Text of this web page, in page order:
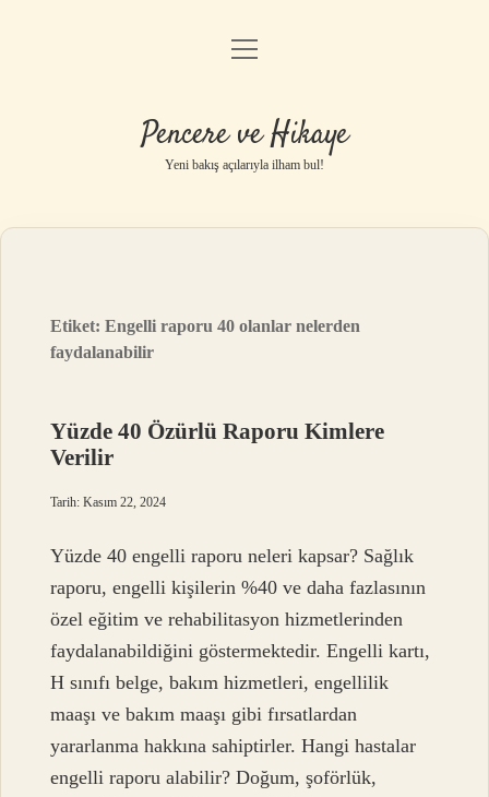
Anasayfa
Yasal Uyarı
menüyü
Pencere ve Hikaye
Yeni bakış açılarıyla ilham bul!
Etiket:Engelli raporu 40 olanlar nelerden
faydalanabilir
Yüzde 40 Özürlü Raporu Kimlere
Verilir
Tarih: Kasım 22, 2024
Yüzde 40 engelli raporu neleri kapsar? Sağlık
raporu, engelli kişilerin %40 ve daha fazlasının
özel eğitim ve rehabilitasyon hizmetlerinden
faydalanabildiğini göstermektedir. Engelli kartı,
H sınıfı belge, bakım hizmetleri, engellilik
maaşı ve bakım maaşı gibi fırsatlardan
yararlanma hakkına sahiptirler. Hangi hastalar
engelli raporu alabilir? Doğum, şoförlük,